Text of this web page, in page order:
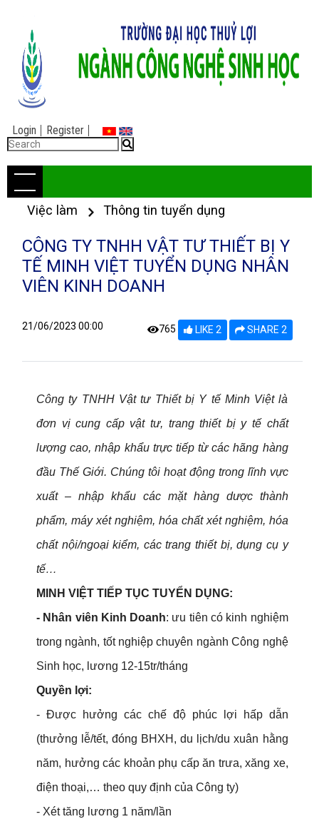
Login Register
Việc làm Thông tin tuyển dụng
CÔNG TY TNHH VẬT TƯ THIẾT BỊ Y
TẾ MINH VIỆT TUYỂN DỤNG NHÂN
VIÊN KINH DOANH
21/06/2023 00:00 765 LIKE 2 SHARE 2
Công ty TNHH Vật tư Thiết bị Y tế Minh Việt là
đơn vị cung cấp vật tư, trang thiết bị y tế chất
lượng cao, nhập khẩu trực tiếp từ các hãng hàng
đầu Thế Giới. Chúng tôi hoạt động trong lĩnh vực
xuất – nhập khẩu các mặt hàng dược thành
phẩm, máy xét nghiệm, hóa chất xét nghiệm, hóa
chất nội/ngoại kiểm, các trang thiết bị, dụng cụ y
tế…
MINH VIỆT TIẾP TỤC TUYỂN DỤNG:
- Nhân viên Kinh Doanh: ưu tiên có kinh nghiệm
trong ngành, tốt nghiệp chuyên ngành Công nghệ
Sinh học, lương 12-15tr/tháng
Quyền lợi:
- Được hưởng các chế độ phúc lợi hấp dẫn
(thưởng lễ/tết, đóng BHXH, du lịch/du xuân hằng
năm, hưởng các khoản phụ cấp ăn trưa, xăng xe,
điện thoại,… theo quy định của Công ty)
- Xét tăng lương 1 năm/lần